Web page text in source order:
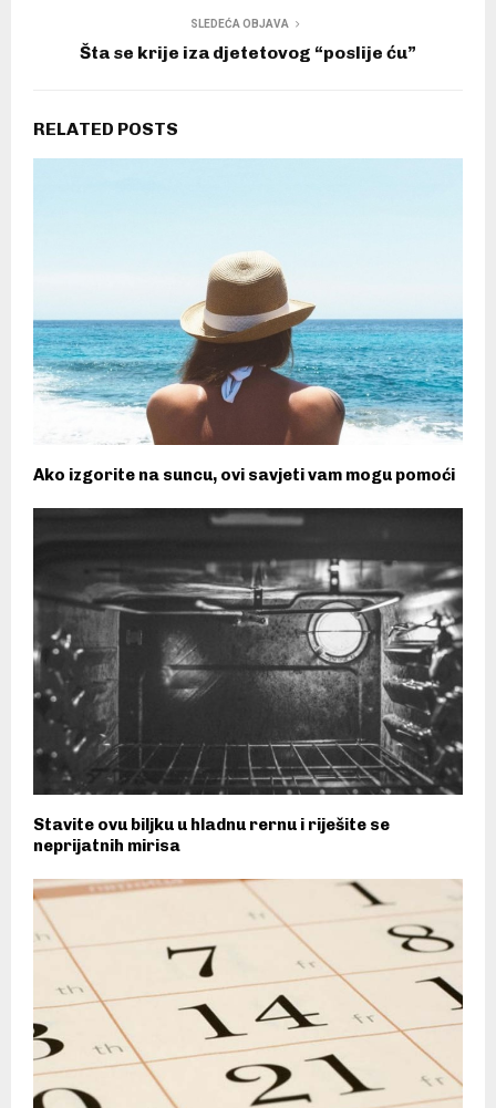
SLEDEĆA OBJAVA
Šta se krije iza djetetovog “poslije ću”
RELATED POSTS
Ako izgorite na suncu, ovi savjeti vam mogu pomoći
Stavite ovu biljku u hladnu rernu i riješite se
neprijatnih mirisa